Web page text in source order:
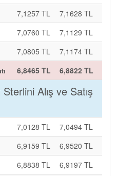
7,1257 TL
7,1628 TL
7,0760 TL
7,1129 TL
7,0805 TL 7,1174 TL
6,8465 TL 6,8822 TL
Alış ve Satış
7,0128 TL
7,0494 TL
6,9159 TL
6,9520 TL
6,8838 TL
6,9197 TL